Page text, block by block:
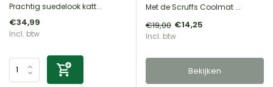
Prachtig suedelook katt...
€34,99
Incl. btw
Met de Scruffs Coolmat ...
€19,00 €14,25
Incl. btw
Bekijken